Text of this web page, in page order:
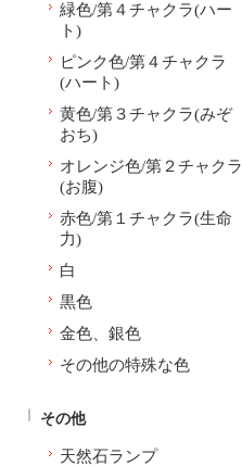
緑色/第４チャクラ(ハー
ト)
ピンク色/第４チャクラ
(ハート)
黄色/第３チャクラ(みぞ
おち)
オレンジ色/第２チャクラ
(お腹)
赤色/第１チャクラ(生命
力)
白
黒色
金色、銀色
その他の特殊な色
その他
天然石ランプ